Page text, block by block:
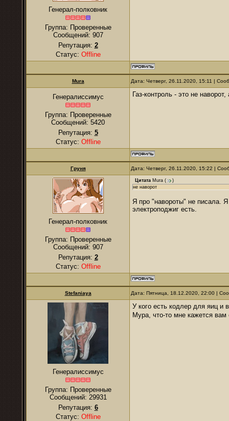
Генерал-полковник
Группа: Проверенные
Сообщений: 907
Репутация: 2
Статус: Offline
Mura Дата: Четверг, 26.11.2020, 15:11 |
Генералиссимус
Группа: Проверенные
Сообщений: 5420
Репутация: 5
Статус: Offline
Газ-контроль - это не
Гpуня Дата: Четверг, 26.11.2020, 15:22 |
Генерал-полковник
Группа: Проверенные
Сообщений: 907
Репутация: 2
Статус: Offline
Цитата Mura (
)
не наворот
Я про "навороты" не писала.
электроподжиг есть.
Stefaniaya Дата: Пятница, 18.12.2020, 22:00 |
Генералиссимус
Группа: Проверенные
Сообщений: 29931
Репутация: 6
Статус: Offline
У кого есть кодлер для яиц и
Мура, что-то мне кажется вам